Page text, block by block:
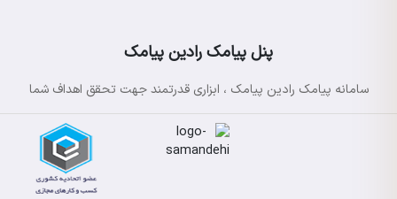
پنل پیامک رادین پیامک
سامانه پیامک رادین پیامک ، ابزاری قدرتمند جهت تحقق اهداف شما